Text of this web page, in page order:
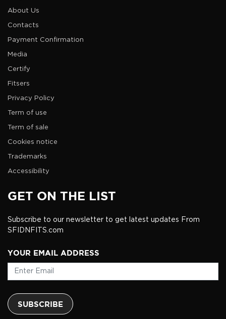
About Us
Contacts
Payment Confirmation
Media
Certify
Fitsers
Privacy Policy
Term of use
Term of sale
Cookies notice
Trademarks
Accessibility
GET ON THE LIST
Subscribe to our newsletter to get latest updates From
SFIDNFITS.com
YOUR EMAIL ADDRESS
SUBSCRIBE